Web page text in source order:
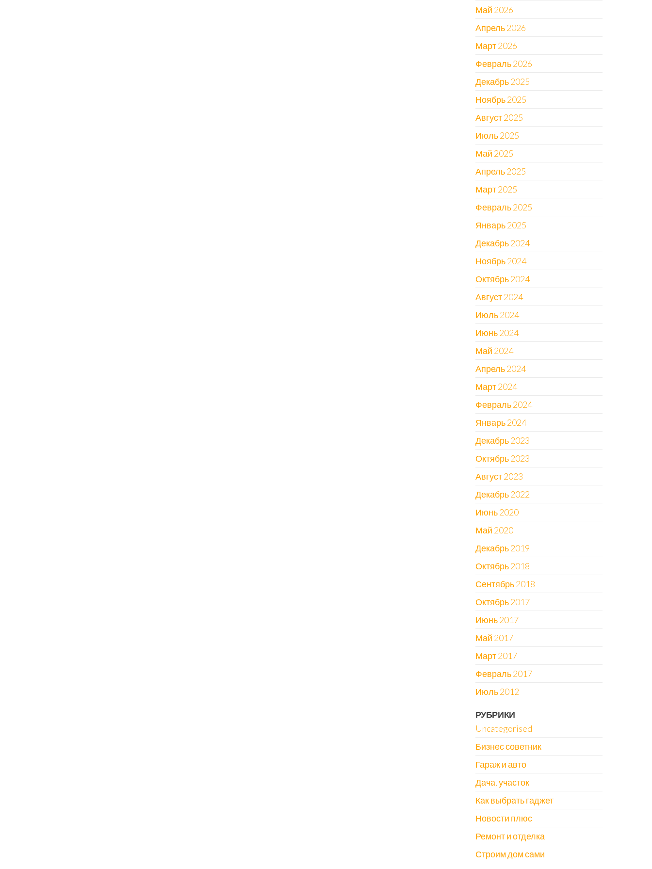
Май 2026
Апрель 2026
Март 2026
Февраль 2026
Декабрь 2025
Ноябрь 2025
Август 2025
Июль 2025
Май 2025
Апрель 2025
Март 2025
Февраль 2025
Январь 2025
Декабрь 2024
Ноябрь 2024
Октябрь 2024
Август 2024
Июль 2024
Июнь 2024
Май 2024
Апрель 2024
Март 2024
Февраль 2024
Январь 2024
Декабрь 2023
Октябрь 2023
Август 2023
Декабрь 2022
Июнь 2020
Май 2020
Декабрь 2019
Октябрь 2018
Сентябрь 2018
Октябрь 2017
Июнь 2017
Май 2017
Март 2017
Февраль 2017
Июль 2012
РУБРИКИ
Uncategorised
Бизнес советник
Гараж и авто
Дача, участок
Как выбрать гаджет
Новости плюс
Ремонт и отделка
Строим дом сами